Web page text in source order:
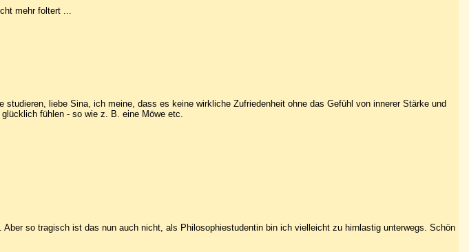
mehr foltert ...
liebe Sina, ich meine, dass es keine wirkliche Zufriedenheit ohne das Gefühl von innerer Stärke und
fühlen - so wie z. B. eine Möwe etc.
so tragisch ist das nun auch nicht, als Philosophiestudentin bin ich vielleicht zu hirnlastig unterwegs. Schön